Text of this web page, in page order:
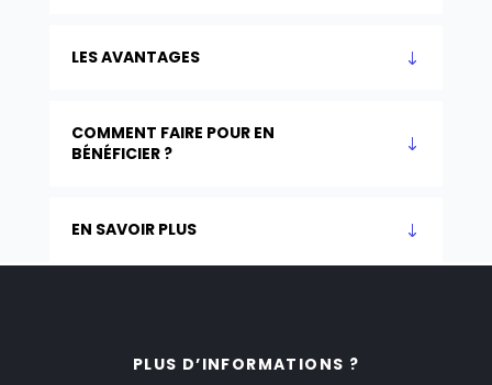
LES AVANTAGES
COMMENT FAIRE POUR EN
BÉNÉFICIER ?
EN SAVOIR PLUS
PLUS D’INFORMATIONS ?